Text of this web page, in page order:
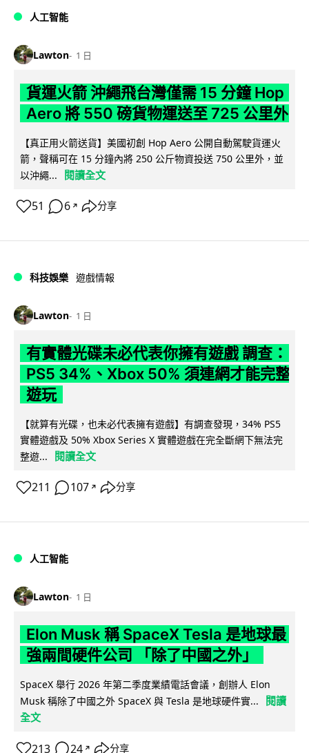
人工智能
Lawton 1 日
貨運火箭 沖繩飛台灣僅需 15 分鐘 Hop
Aero 將 550 磅貨物運送至 725 公里外
【真正用火箭送貨】美國初創 Hop Aero 公開自動駕駛貨運火
箭，聲稱可在 15 分鐘內將 250 公斤物資投送 750 公里外，並
以沖繩...
閱讀全文
51 6 ↗ 分享
科技娛樂 遊戲情報
Lawton 1 日
有實體光碟未必代表你擁有遊戲 調查：
PS5 34%、Xbox 50% 須連網才能完整
遊玩
【就算有光碟，也未必代表擁有遊戲】有調查發現，34% PS5
實體遊戲及 50% Xbox Series X 實體遊戲在完全斷網下無法完
整遊...
閱讀全文
211 107 ↗ 分享
人工智能
Lawton 1 日
Elon Musk 稱 SpaceX Tesla 是地球最
強兩間硬件公司 「除了中國之外」
SpaceX 舉行 2026 年第二季度業績電話會議，創辦人 Elon
Musk 稱除了中國之外 SpaceX 與 Tesla 是地球硬件實...
閱讀
全文
213 24 ↗ 分享